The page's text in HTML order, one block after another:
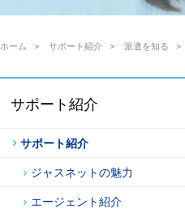
ホーム > サポート紹介 > 派遣を知る >
サポート紹介
サポート紹介
ジャスネットの魅力
エージェント紹介